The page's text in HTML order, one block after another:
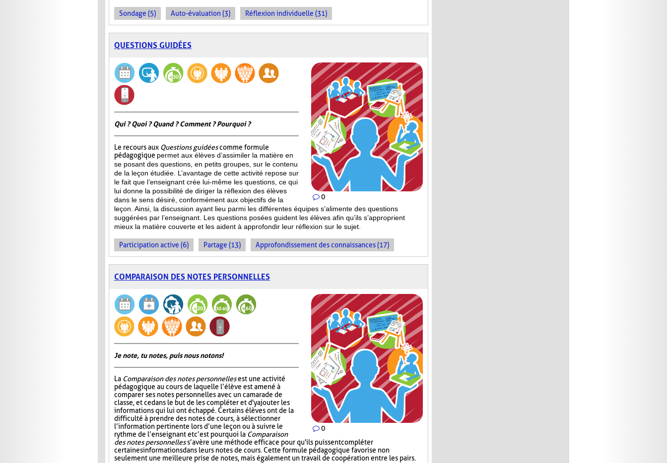
Sondage (5) Auto-évaluation (3) Réflexion individuelle (31)
QUESTIONS GUIDÉES
0
Qui ? Quoi ? Quand ? Comment ? Pourquoi ?
Le recours aux Questions guidéescomme formule
pédagogique permet aux élèves d’assimiler la matière en
se posant des questions, en petits groupes, sur le contenu
de la leçon étudiée. L’avantage de cette activité repose sur
le fait que l’enseignant crée lui-même les questions, ce qui
lui donne la possibilité de diriger la réflexion des élèves
dans le sens désiré, conformément aux objectifs de la
leçon. Ainsi, la discussion ayant lieu parmi les différentes équipes s’alimente des questions
suggérées par l’enseignant. Les questions posées guident les élèves afin qu’ils s’approprient
mieux la matière couverte et les aident à approfondir leur réflexion sur le sujet.
Participation active (6) Partage (13) Approfondissement des connaissances (17)
COMPARAISON DES NOTES PERSONNELLES
0
Je note, tu notes, puis nous notons!
La Comparaison des notes personnellesest une activité
pédagogique au cours de laquelle l’élève est amené à
comparer ses notes personnelles avec un camarade de
classe, et ce dans le but de les compléter et d'y ajouter les
informations qui lui ont échappé. Certains élèves ont de la
difficulté à prendre des notes de cours, à sélectionner
l’information pertinente lors d’une leçon ou à suivre le
rythme de l’enseignant et c’est pourquoi la Comparaison
des notes personnelless’avère une méthode efficace pour qu'ils puissent compléter
certaines informations dans leurs notes de cours. Cette formule pédagogique favorise non
seulement une meilleure prise de notes, mais également un travail de coopération entre les pairs.